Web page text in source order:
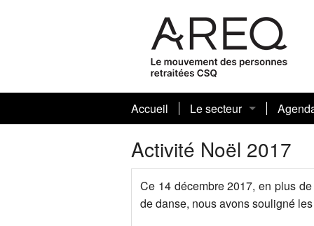
Accueil
Le secteur
Journaux sectoriels et
Votre conseil sectoriel
Biographies
Activité Noël 2017
Ce 14 décembre 2017, en plus
de danse, nous avons souligné